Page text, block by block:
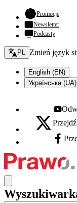
Promocje-
Newsletter
Podcasty
Zmień język - bieżący:
PL Zmień język
English (EN)
Українська (UA)
Youtube
X - otwiera się